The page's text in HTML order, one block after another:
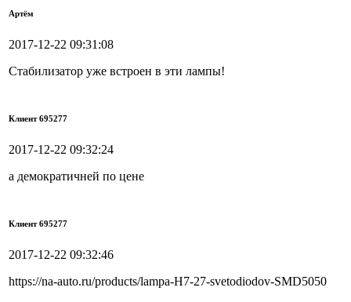
Артём
2017-12-22 09:31:08
Стабилизатор уже встроен в эти лампы!
Клиент 695277
2017-12-22 09:32:24
а демократичней по цене
Клиент 695277
2017-12-22 09:32:46
https://na-auto.ru/products/lampa-H7-27-svetodiodov-SMD5050